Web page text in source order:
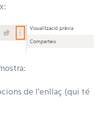
de l'enllaç (qui té